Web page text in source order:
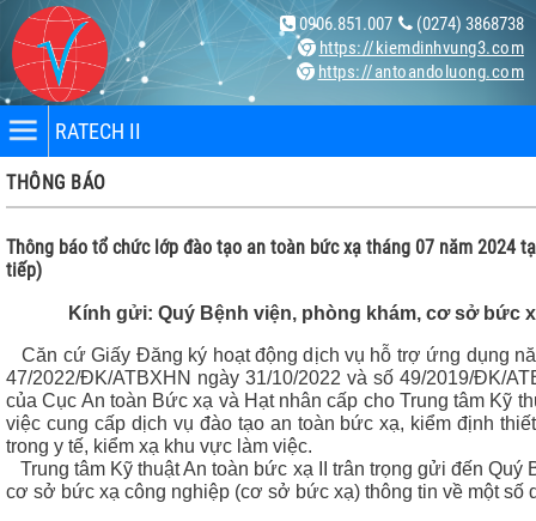
(0274) 3868738
0906.851.007
https://kiemdinhvung3.com
https://antoandoluong.com
X-
RATECH II
THÔNG BÁO
Thông báo tổ chức lớp đào tạo an toàn bức xạ tháng 07 năm 2024
tiếp)
Kính gửi: Quý Bệnh viện, phòng khám, cơ sở bức
Căn cứ Giấy Đăng ký hoạt động dịch vụ hỗ trợ ứng dụng
47/2022/ĐK/ATBXHN ngày 31/10/2022 và số 49/2019/ĐK/
của Cục An toàn Bức xạ và Hạt nhân cấp cho Trung tâm Kỹ
việc cung cấp dịch vụ đào tạo an toàn bức xạ, kiểm định
trong y tế, kiểm xạ khu vực làm việc.
Trung tâm Kỹ thuật An toàn bức xạ II trân trọng gửi đến Quý
cơ sở bức xạ công nghiệp (cơ sở bức xạ) thông tin về một số